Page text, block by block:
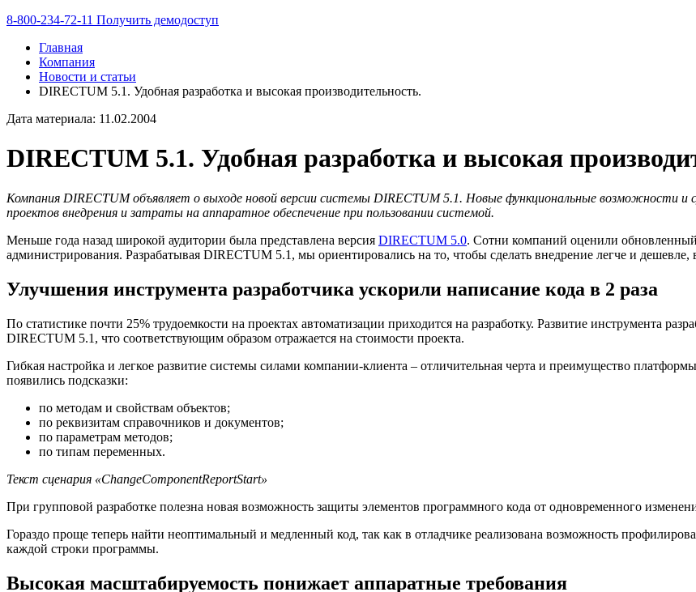
8-800-234-72-11 Получить демодоступ
Главная
Компания
Новости и статьи
DIRECTUM 5.1. Удобная разработка и высокая производительность.
Дата материала: 11.02.2004
DIRECTUM 5.1. Удобная разработка и высокая
Компания DIRECTUM объявляет о выходе новой версии системы DIRECTUM 5.1. Новые функциональные возможности и
проектов внедрения и затраты на аппаратное обеспечение при пользовании системой.
Меньше года назад широкой аудитории была представлена версия DIRECTUM 5.0. Сотни компаний оценили
администрирования. Разрабатывая DIRECTUM 5.1, мы ориентировались на то, чтобы сделать внедрение легче и дешевле,
Улучшения инструмента разработчика ускорили написание кода в 2 раза
По статистике почти 25% трудоемкости на проектах автоматизации приходится на разработку. Развитие инструмента
DIRECTUM 5.1, что соответствующим образом отражается на стоимости проекта.
Гибкая настройка и легкое развитие системы силами компании-клиента – отличительная черта и преимущество
появились подсказки:
по методам и свойствам объектов;
по реквизитам справочников и документов;
по параметрам методов;
по типам переменных.
Текст сценария «ChangeComponentReportStart»
При групповой разработке полезна новая возможность защиты элементов программного кода от одновременного
Гораздо проще теперь найти неоптимальный и медленный код, так как в отладчике реализована возможность
каждой строки программы.
Высокая масштабируемость понижает аппаратные требования